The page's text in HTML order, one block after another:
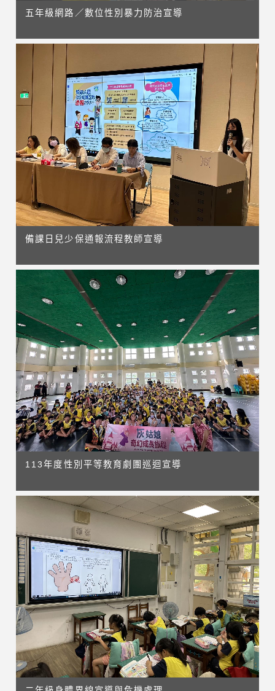
五年級網路／數位性別暴力防治宣導
備課日兒少保通報流程教師宣導
113年度性別平等教育劇團巡迴宣導